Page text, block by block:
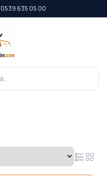
0539 635 05 00